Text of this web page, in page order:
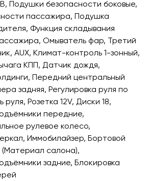
Подушки безопасности боковые,
пассажира, Подушка
Функция складывания
Омыватель фар, Третий
AUX, Климат-контроль 1-зонный,
КПП, Датчик дождя,
Передний центральный
задняя, Регулировка руля по
руля, Розетка 12V, Диски 18,
передние,
рулевое колесо,
Иммобилайзер, Бортовой
(Материал салона),
задние, Блокировка